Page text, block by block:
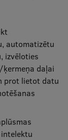
automatizētu
izvēloties
daļai
prot lietot datu